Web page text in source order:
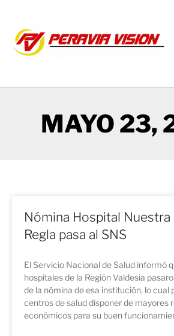
MAYO 23,
Nómina Hospital Nuestra
Regla pasa al SNS
El Servicio Nacional de Salud informó
hospitales de la Región Valdesia
de la nómina de esa institución, lo cual
centros de salud disponer de mayores
económicos para su buen